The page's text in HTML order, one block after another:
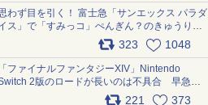
わず目を引く！ 富士急「サンエックス パラダ
ス」で「すみっコ」ぺんぎん？のきゅうりド
グを食べてみた イラストそのままのメニュ
化に挑戦。これが意外にもおいしい
Kgl04hZaeg
323 1048
ファイナルファンタジーXIV」Nintendo
2版のロードが長いのは不具合 早急に
ップデートできるよう対応中221 373